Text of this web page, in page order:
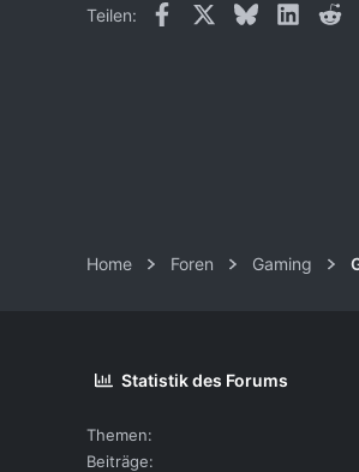
Berlin
Teilen: FacebookX (Twitter)
Bluesky
Home Foren Gaming
Statistik des Forums
Themen
Beiträge